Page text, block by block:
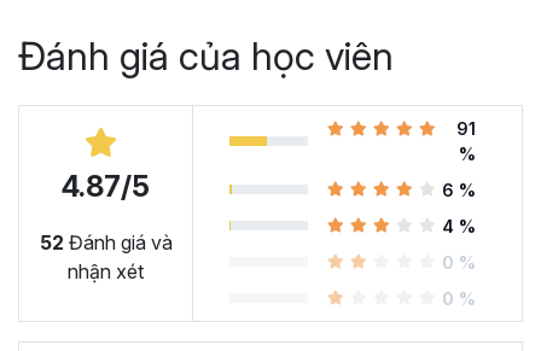
Đánh giá của học viên
4.87/5
52 Đánh giá và
nhận xét
91
%
6 %
4 %
0 %
0 %